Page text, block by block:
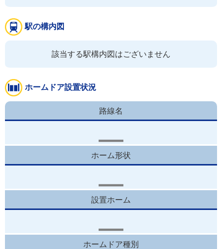
駅の構内図
該当する駅構内図はございません
ホームドア設置状況
路線名
ホーム形状
設置ホーム
ホームドア種別